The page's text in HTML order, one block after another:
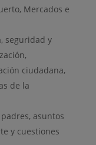
Mercados e
seguridad y
ciudadana,
de la
asuntos
y cuestiones